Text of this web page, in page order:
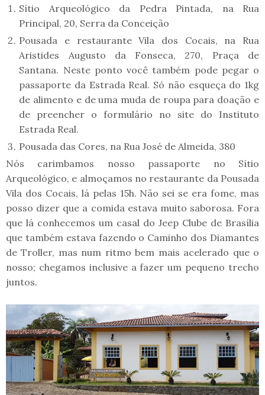
Sítio Arqueológico da Pedra Pintada, na Rua
Principal, 20, Serra da Conceição
Pousada e restaurante Vila dos Cocais, na Rua
Aristides Augusto da Fonseca, 270, Praça de
Santana. Neste ponto você também pode pegar o
passaporte da Estrada Real. Só não esqueça do 1kg
de alimento e de uma muda de roupa para doação e
de preencher o formulário no site do Instituto
Estrada Real.
Pousada das Cores, na Rua José de Almeida, 380
Nós carimbamos nosso passaporte no Sítio
Arqueológico, e almoçamos no restaurante da Pousada
Vila dos Cocais, lá pelas 15h. Não sei se era fome, mas
posso dizer que a comida estava muito saborosa. Fora
que lá conhecemos um casal do Jeep Clube de Brasília
que também estava fazendo o Caminho dos Diamantes
de Troller, mas num ritmo bem mais acelerado que o
nosso; chegamos inclusive a fazer um pequeno trecho
juntos.